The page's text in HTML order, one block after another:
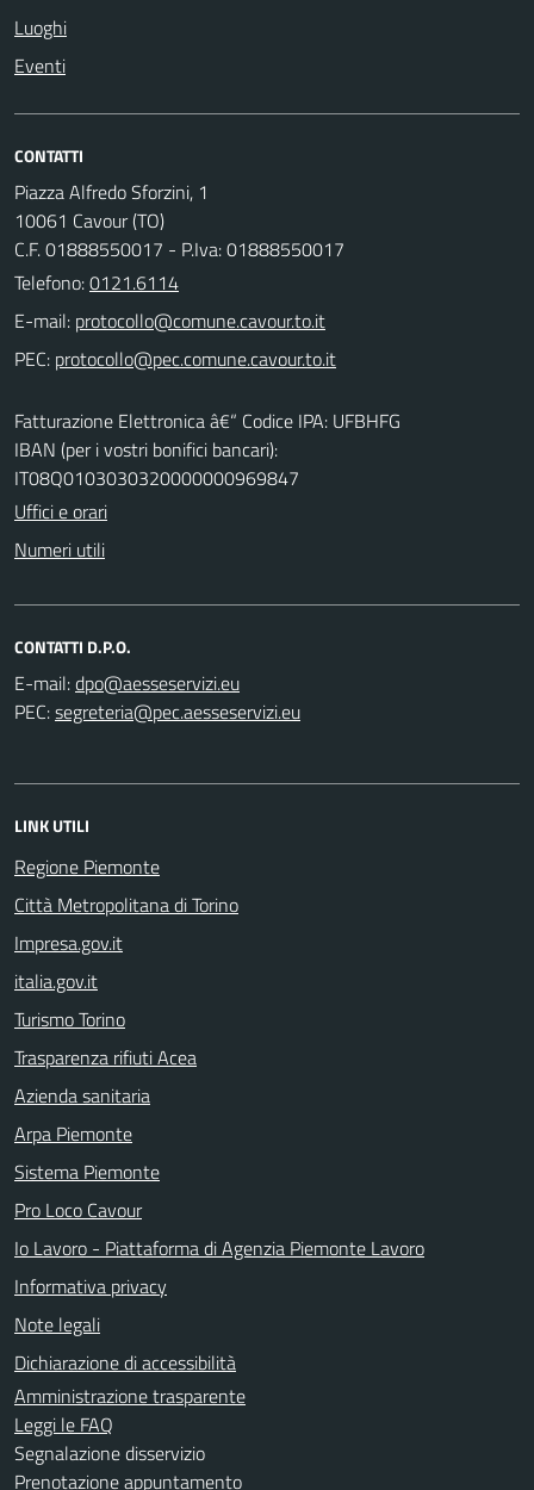
Luoghi
Eventi
CONTATTI
Piazza Alfredo Sforzini, 1
10061 Cavour (TO)
C.F. 01888550017 - P.Iva: 01888550017
Telefono:0121.6114
E-mail:
PEC:
Fatturazione Elettronica â€“ Codice IPA: UFBHFG
IBAN (per i vostri bonifici bancari):
IT08Q0103030320000000969847
Uffici e orari
Numeri utili
CONTATTI D.P.O.
E-mail:
PEC:
LINK UTILI
Regione Piemonte
Città Metropolitana di Torino
Impresa.gov.it
italia.gov.it
Turismo Torino
Trasparenza rifiuti Acea
Azienda sanitaria
Arpa Piemonte
Sistema Piemonte
Pro Loco Cavour
Io Lavoro - Piattaforma di Agenzia Piemonte Lavoro
Informativa privacy
Note legali
Dichiarazione di accessibilità
Amministrazione trasparente
Leggi le FAQ
Segnalazione disservizio
Prenotazione appuntamento